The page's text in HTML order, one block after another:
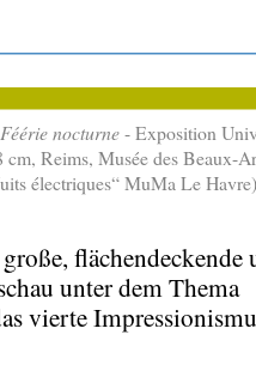
Féérie nocturne- Exposition
cm, Reims, Musée des Beaux-
électriques“ MuMa Le Havre)
flächendeckende
unter dem Thema
vierte